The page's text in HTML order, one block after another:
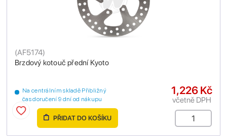
Brzdový kotouč přední Kyoto
(AF5174)
Na centrálním skladě Přibližný
čas doručení 9 dní od nákupu
1,226 Kč
včetně DPH
PŘIDAT DO KOŠÍKU